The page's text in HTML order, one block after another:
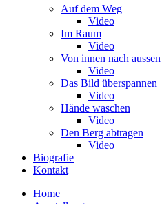
Auf dem Weg
Video
Im Raum
Video
Von innen nach aussen
Video
Das Bild überspannen
Video
Hände waschen
Video
Den Berg abtragen
Video
Biografie
Kontakt
Home